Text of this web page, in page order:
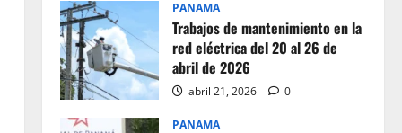
PANAMA
Trabajos de mantenimiento en la
red eléctrica del 20 al 26 de
abril de 2026
abril 21, 2026 0
PANAMA